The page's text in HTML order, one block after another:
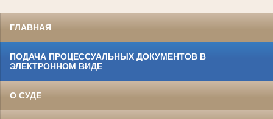
ГЛАВНАЯ
ПОДАЧА ПРОЦЕССУАЛЬНЫХ ДОКУМЕНТОВ В
ЭЛЕКТРОННОМ ВИДЕ
О СУДЕ